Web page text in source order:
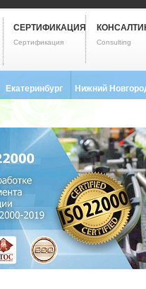
СЕРТИФИКАЦИЯ
Сертификация Consulting
Екатеринбург
8 (343) 237-2593
Нижний